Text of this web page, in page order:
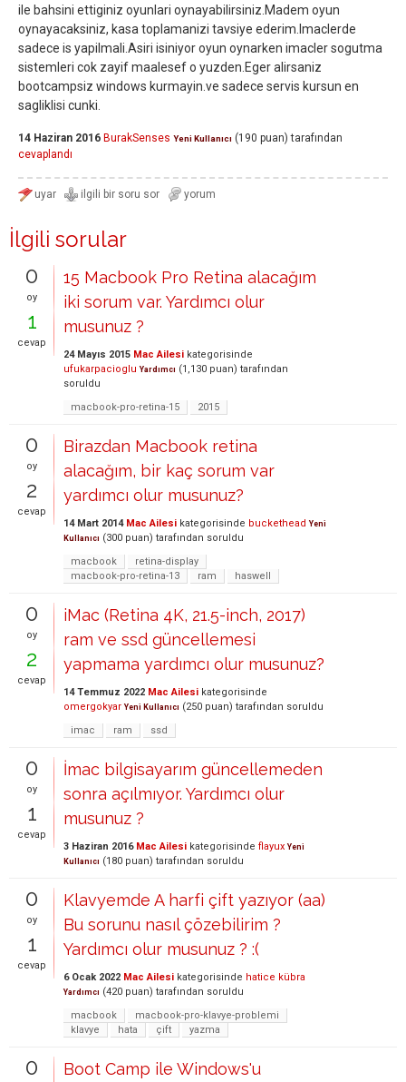
ile bahsini ettiginiz oyunlari oynayabilirsiniz.Madem oyun
oynayacaksiniz, kasa toplamanizi tavsiye ederim.Imaclerde
sadece is yapilmali.Asiri isiniyor oyun oynarken imacler sogutma
sistemleri cok zayif maalesef o yuzden.Eger alirsaniz
bootcampsiz windows kurmayin.ve sadece servis kursun en
sagliklisi cunki.
14 Haziran 2016 BurakSenses Yeni Kullanıcı (190 puan) tarafından
cevaplandı
İlgili sorular
0
oy
1
cevap
15 Macbook Pro Retina alacağım
iki sorum var. Yardımcı olur
musunuz ?
24 Mayıs 2015 Mac Ailesi kategorisinde
ufukarpacioglu Yardımcı (1,130 puan) tarafından
soruldu
macbook-pro-retina-15
2015
0
oy
2
cevap
Birazdan Macbook retina
alacağım, bir kaç sorum var
yardımcı olur musunuz?
14 Mart 2014 Mac Ailesi kategorisinde buckethead Yeni
Kullanıcı (300 puan) tarafından soruldu
macbook
retina-display
macbook-pro-retina-13
ram haswell
0
oy
2
cevap
iMac (Retina 4K, 21.5-inch, 2017)
ram ve ssd güncellemesi
yapmama yardımcı olur musunuz?
14 Temmuz 2022 Mac Ailesi kategorisinde
omergokyar Yeni Kullanıcı (250 puan) tarafından soruldu
imac
ram ssd
0
oy
1
cevap
İmac bilgisayarım güncellemeden
sonra açılmıyor. Yardımcı olur
musunuz ?
3 Haziran 2016 Mac Ailesi kategorisinde flayux Yeni
Kullanıcı (180 puan) tarafından soruldu
0
oy
1
cevap
Klavyemde A harfi çift yazıyor (aa)
Bu sorunu nasıl çözebilirim ?
Yardımcı olur musunuz ? :(
6 Ocak 2022 Mac Ailesi kategorisinde hatice kübra
Yardımcı (420 puan) tarafından soruldu
macbook
macbook-pro-klavye-problemi
klavye
hata çift yazma
0
Boot Camp ile Windows'u